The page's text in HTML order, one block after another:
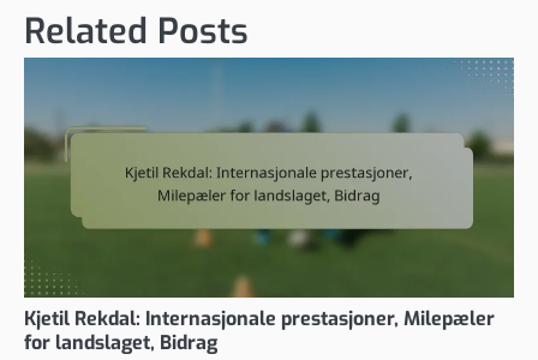
Related Posts
Kjetil Rekdal: Internasjonale prestasjoner, Milepæler
for landslaget, Bidrag